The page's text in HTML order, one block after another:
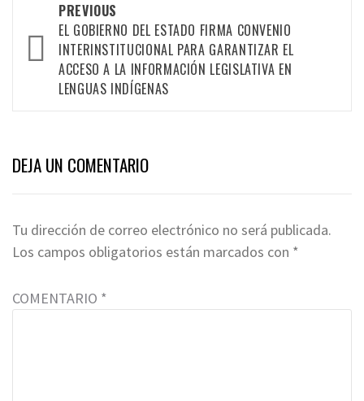
navigation
PREVIOUS
EL GOBIERNO DEL ESTADO FIRMA CONVENIO
INTERINSTITUCIONAL PARA GARANTIZAR EL
ACCESO A LA INFORMACIÓN LEGISLATIVA EN
LENGUAS INDÍGENAS
DEJA UN COMENTARIO
Tu dirección de correo electrónico no será publicada.
Los campos obligatorios están marcados con *
COMENTARIO *